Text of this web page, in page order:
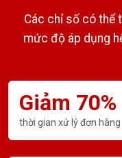
Các chỉ số có thể
mức độ áp dụng
Giảm 70%
thời gian xử lý đơn hàng